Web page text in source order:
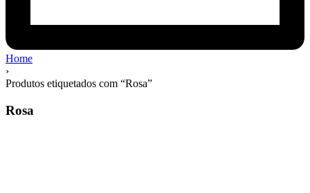
Home
›
Produtos etiquetados com “Rosa”
Rosa